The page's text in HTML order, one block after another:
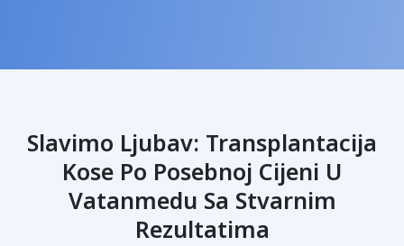
Slavimo Ljubav: Transplantacija
Kose Po Posebnoj Cijeni U
Vatanmedu Sa Stvarnim
Rezultatima